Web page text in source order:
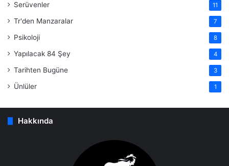
Serüvenler 11
Tr'den Manzaralar 7
Psikoloji 8
Yapılacak 84 Şey 4
Tarihten Bugüne 3
Ünlüler 1
Hakkında